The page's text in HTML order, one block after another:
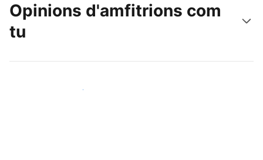
Opinions d'amfitrions com
tu
Uneix-te a amfitrions com tu